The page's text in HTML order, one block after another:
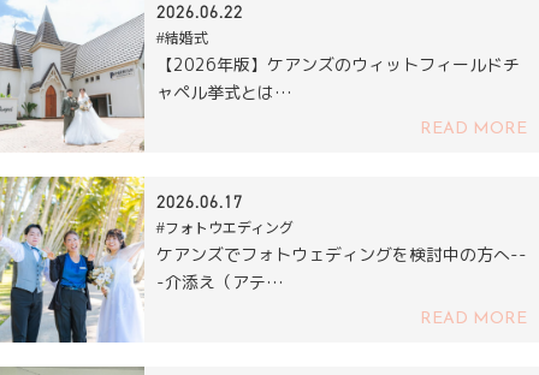
2026.06.22
#結婚式
【2026年版】ケアンズのウィットフィールドチ
ャペル挙式とは…
READ MORE
2026.06.17
#フォトウエディング
ケアンズでフォトウェディングを検討中の方へ--
-介添え（アテ…
READ MORE